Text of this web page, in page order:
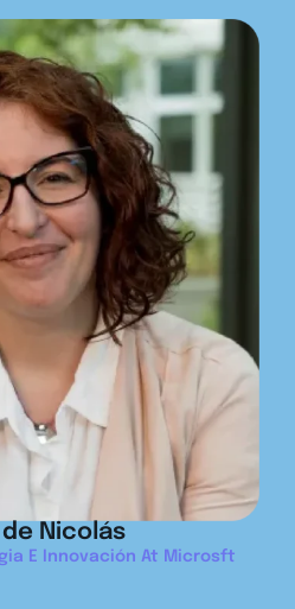
de Nicolás
E Innovación At Microsft